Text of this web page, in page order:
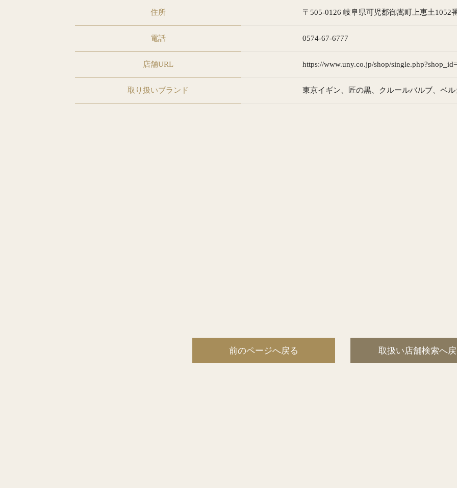
住所 〒505-0126 岐阜県可児郡御嵩町上恵土1052
電話 0574-67-6777
店舗URL https://www.uny.co.jp/shop/
取り扱いブランド 東京イギン 匠の黒 クルールバルブ ベル
前のページへ戻る 取扱い店舗検索へ